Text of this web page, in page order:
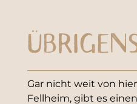
Gar nicht weit von
Fellheim, gibt es